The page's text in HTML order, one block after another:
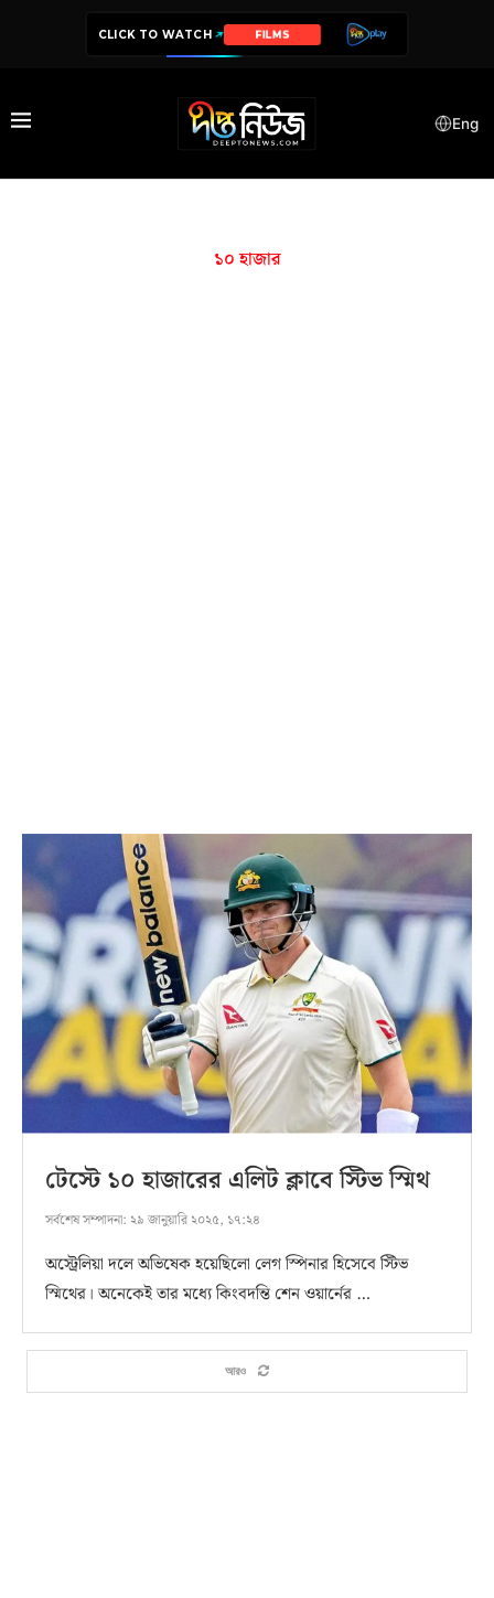
CLICK TO WATCH FILMS
Eng
১০ হাজার
টেস্টে ১০ হাজারের এলিট ক্লাবে স্টিভ স্মিথ
সর্বশেষ সম্পাদনা: ২৯ জানুয়ারি ২০২৫, ১৭:২৪
অস্ট্রেলিয়া দলে অভিষেক হয়েছিলো লেগ স্পিনার হিসেবে স্টিভ
স্মিথের। অনেকেই তার মধ্যে কিংবদন্তি শেন ওয়ার্নের …
আরও